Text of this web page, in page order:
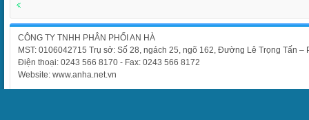
CÔNG TY TNHH PHÂN PHỐI AN HÀ
MST: 0106042715 Trụ sở: Số 28, ngách 25, ngõ 162, Đường Lê Trọng Tấn
Điện thoại: 0243 566 8170 - Fax: 0243 566 8172
Website: www.anha.net.vn